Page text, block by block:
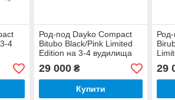
4
Род-под Dayko Compact
Bitubo Black/Pink Limited
Edition на 3-4 вудилища
29 000₴
Купити
29